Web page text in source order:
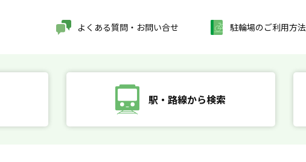
よくある質問・お問い合せ 駐輪場のご利用方法
駅・路線から検索